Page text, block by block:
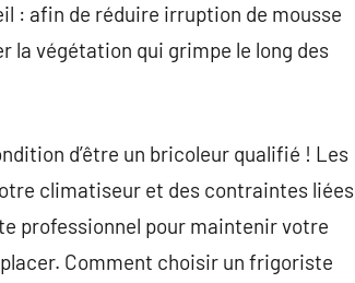
: afin de réduire irruption de mousse
la végétation qui grimpe le long des
d’être un bricoleur qualifié ! Les
climatiseur et des contraintes liées
professionnel pour maintenir votre
Comment choisir un frigoriste